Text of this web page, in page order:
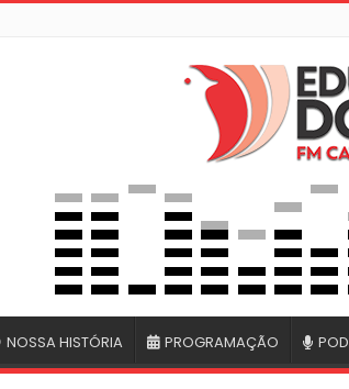
NOSSA HISTÓRIA PROGRAMAÇÃO